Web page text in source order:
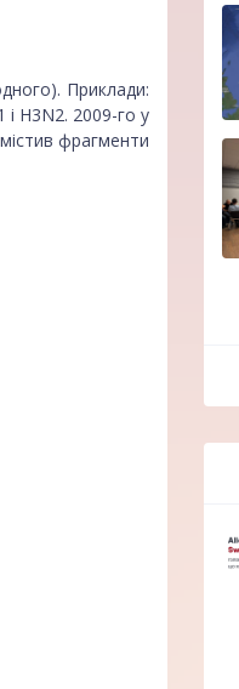
Приклади:
H3N2. 2009-го у
фрагменти